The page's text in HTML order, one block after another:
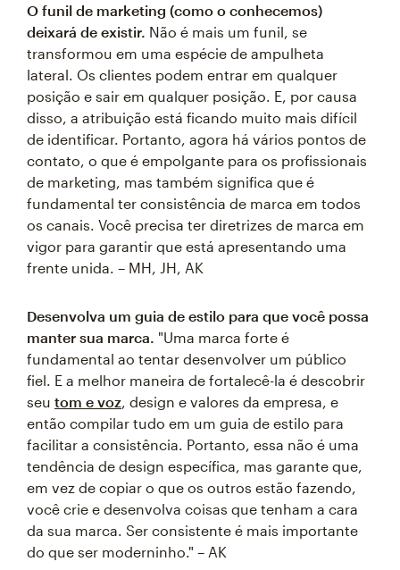
O funil de marketing (como o conhecemos)
deixará de existir. Não é mais um funil, se
transformou em uma espécie de ampulheta
lateral. Os clientes podem entrar em qualquer
posição e sair em qualquer posição. E, por causa
disso, a atribuição está ficando muito mais difícil
de identificar. Portanto, agora há vários pontos de
contato, o que é empolgante para os profissionais
de marketing, mas também significa que é
fundamental ter consistência de marca em todos
os canais. Você precisa ter diretrizes de marca em
vigor para garantir que está apresentando uma
frente unida. – MH, JH, AK
Desenvolva um guia de estilo para que você possa
manter sua marca. "Uma marca forte é
fundamental ao tentar desenvolver um público
fiel. E a melhor maneira de fortalecê-la é descobrir
seu tom e voz, design e valores da empresa, e
então compilar tudo em um guia de estilo para
facilitar a consistência. Portanto, essa não é uma
tendência de design específica, mas garante que,
em vez de copiar o que os outros estão fazendo,
você crie e desenvolva coisas que tenham a cara
da sua marca. Ser consistente é mais importante
do que ser moderninho." – AK